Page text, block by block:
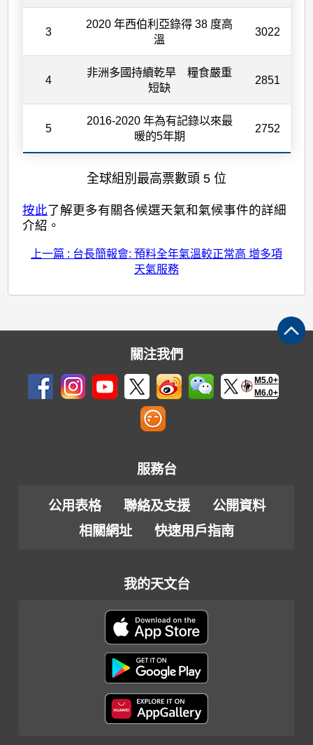
3
2020 年西伯利亞錄得 38 度高
溫
3022
4
非洲多國持續乾旱 糧食嚴重
短缺
2851
5
2016-2020 年為有記錄以來最
暖的5年期
2752
全球組別最高票數頭 5 位
按此了解更多有關各候選天氣和氣候事件的詳細
介紹。
上一篇 : 台長簡報會: 預料全年氣溫較正常高 增多項
天氣服務
關注我們
M5.0+
M6.0+
服務台
公用表格 聯絡及支援
公開資料
相關網址
快速用戶指南
我的天文台